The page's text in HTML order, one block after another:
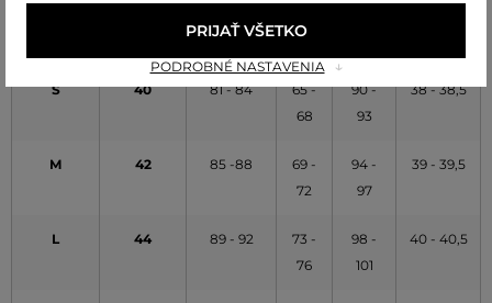
64
S 40 81 - 84
65 -
68
90 -
93
38 - 38,5
M 42 85 -88
69 -
72
94 -
97
39 - 39,5
L 44 89 - 92
73 -
76
98 -
101
40 - 40,5
PODROBNÉ NASTAVENIA
PRIJAŤ VŠETKO